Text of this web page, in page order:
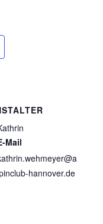
Mail
hannover.de